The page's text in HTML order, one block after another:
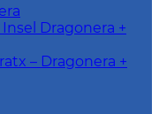
Dragonera +
– Dragonera +